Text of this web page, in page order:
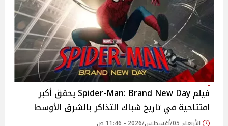
فيلم Spider-Man: Brand New Day يحقق أكبر
افتتاحية في تاريخ شباك التذاكر بالشرق الأوسط
الأربعاء 05/أغسطس/2026 - 11:46 ص